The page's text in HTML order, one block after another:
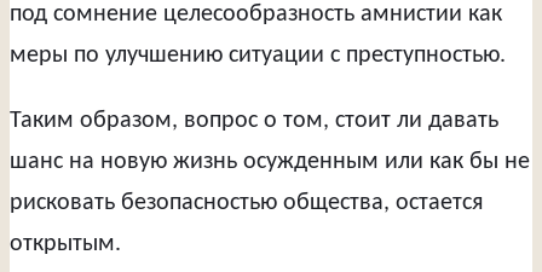
под сомнение целесообразность амнистии как
меры по улучшению ситуации с преступностью.
Таким образом, вопрос о том, стоит ли давать
шанс на новую жизнь осужденным или как бы не
рисковать безопасностью общества, остается
открытым.